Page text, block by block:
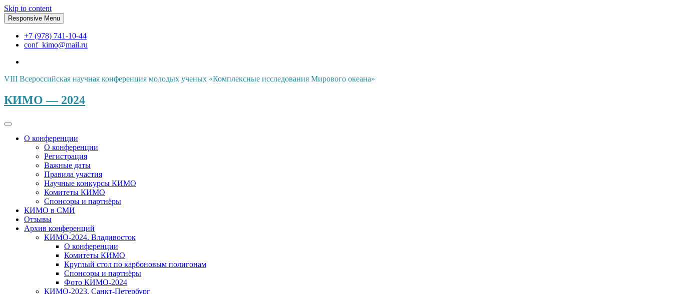
Skip to content
Responsive Menu
+7 (978) 741-10-44
conf_kimo@mail.ru
VIII Всероссийская научная конференция молодых ученых «Комплексные исследования Мирового океана»
КИМО — 2024
О конференции
О конференции
Регистрация
Важные даты
Правила участия
Научные конкурсы КИМО
Комитеты КИМО
Спонсоры и партнёры
КИМО в СМИ
Отзывы
Архив конференций
КИМО-2024. Владивосток
О конференции
Комитеты КИМО
Круглый стол по карбоновым полигонам
Спонсоры и партнёры
Фото КИМО-2024
КИМО-2023. Санкт-Петербург